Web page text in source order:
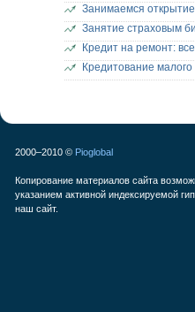
Занимаемся
Занятие страховым
Кредит на ремонт:
Кредитование
2000–2010 © Pioglobal
Копирование материалов сайта
указанием активной индексируемой
наш сайт.